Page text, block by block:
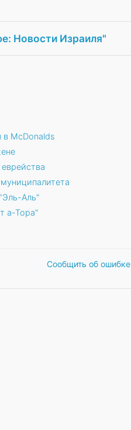
Новости Израиля"
McDonalds
Аль"
а-Тора"
Сообщить об ошибке